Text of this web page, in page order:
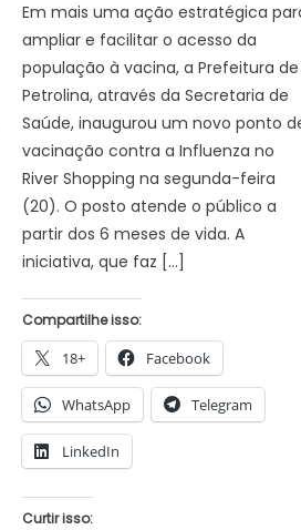
Em mais uma ação estratégica
ampliar e facilitar o acesso da
população à vacina, a Prefeitura de
Petrolina, através da Secretaria de
Saúde, inaugurou um novo ponto
vacinação contra a Influenza no
River Shopping na segunda-feira
(20). O posto atende o público a
partir dos 6 meses de vida. A
iniciativa, que faz […]
Compartilhe isso:
18+ Facebook
WhatsApp Telegram
LinkedIn
Curtir isso: